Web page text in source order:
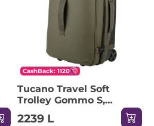
CashBack: 1120
Tucano Travel Soft
Trolley Gommo S,
Military Green
2239 L